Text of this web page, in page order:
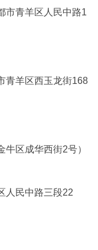
青羊区人民中路1
羊区西玉龙街168
区成华西街2号）
民中路三段22